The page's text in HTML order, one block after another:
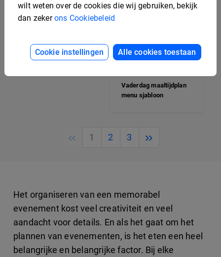
sjabloon voor
restaurants
Vaderdag maaltijdplan
menu sjabloon
Previous
1 2 3 Next
Het organiseren van een memorabel
evenement kost veel creativiteit en veel
aandacht voor details. En als het gaat om het
plannen van evenementen, is het eten een heel
belangrijke en belangrijke factor. Bij elke
wilt weten over de cookies die wij gebruiken, bekijk
dan zekerons Cookiebeleid
Cookie instellingen Alle cookies toestaan